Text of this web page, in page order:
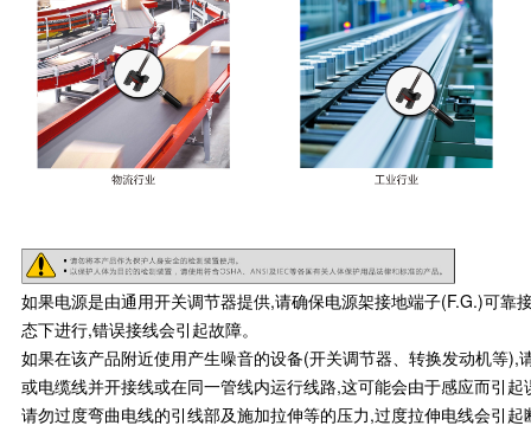
如果电源是由通用开关调节器提供,请确保电源架接地端子(F.G.)可
态下进行,错误接线会引起故障。
如果在该产品附近使用产生噪音的设备(开关调节器、转换发动机等
或电缆线并开接线或在同一管线内运行线路,这可能会由于感应而引起
请勿过度弯曲电线的引线部及施加拉伸等的压力,过度拉伸电线会引